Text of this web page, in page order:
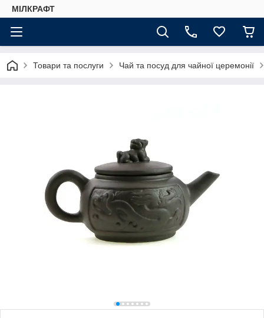
МІЛКРАФТ
Товари та послуги Чай та посуд для чайної церемонії